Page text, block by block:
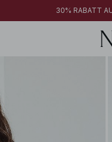
30% RABATT